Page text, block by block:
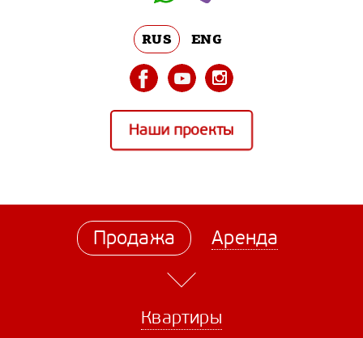
Наши проекты
RUS ENG
Квартиры
Продажа Аренда